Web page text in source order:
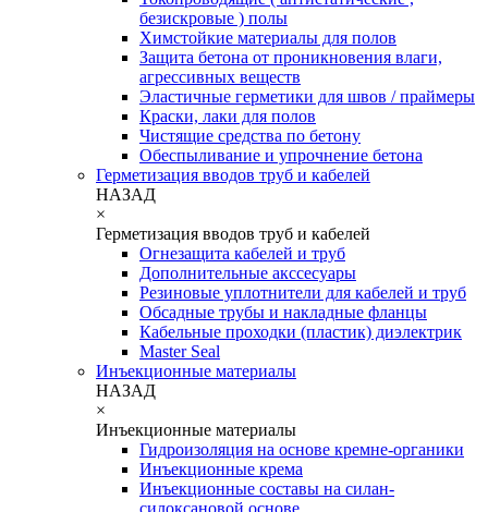
безискровые ) полы
Химстойкие материалы для полов
Защита бетона от проникновения влаги,
агрессивных веществ
Эластичные герметики для швов / праймеры
Краски, лаки для полов
Чистящие средства по бетону
Обеспыливание и упрочнение бетона
Герметизация вводов труб и кабелей
НАЗАД
×
Герметизация вводов труб и кабелей
Огнезащита кабелей и труб
Дополнительные акссесуары
Резиновые уплотнители для кабелей и труб
Обсадные трубы и накладные фланцы
Кабельные проходки (пластик) диэлектрик
Master Seal
Инъекционные материалы
НАЗАД
×
Инъекционные материалы
Гидроизоляция на основе кремне-органики
Инъекционные крема
Инъекционные составы на силан-
силоксановой основе